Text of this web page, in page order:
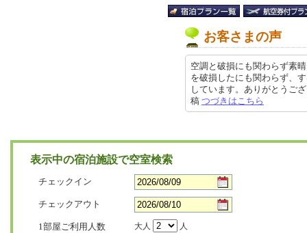
お客さまの声
空調と破損にも関わらず素
を破損したにも関わらず、
しています。ありがとうご
稿 つづきはこちら
表示中の宿泊施設で空室検索
チェックイン
チェックアウト
1部屋ご利用人数 大人
人